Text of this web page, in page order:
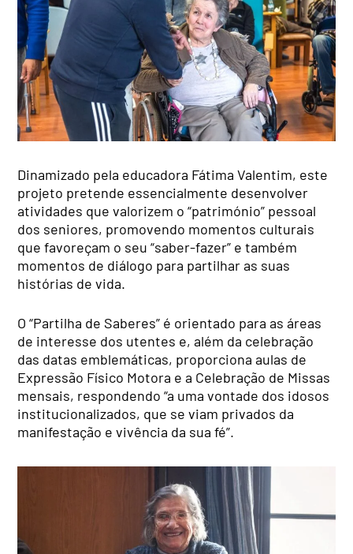
Dinamizado pela educadora Fátima Valentim, este
projeto pretende essencialmente desenvolver
atividades que valorizem o “património” pessoal
dos seniores, promovendo momentos culturais
que favoreçam o seu “saber-fazer” e também
momentos de diálogo para partilhar as suas
histórias de vida.
O “Partilha de Saberes” é orientado para as áreas
de interesse dos utentes e, além da celebração
das datas emblemáticas, proporciona aulas de
Expressão Físico Motora e a Celebração de Missas
mensais, respondendo “a uma vontade dos idosos
institucionalizados, que se viam privados da
manifestação e vivência da sua fé”.